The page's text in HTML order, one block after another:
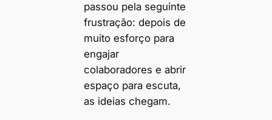
passou pela seguinte
frustração: depois de
muito esforço para
engajar
colaboradores e abrir
espaço para escuta,
as ideias chegam.